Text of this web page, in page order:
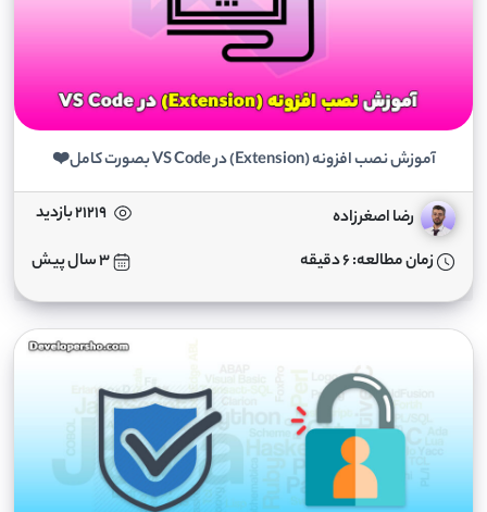
آموزش نصب افزونه (Extension) در VS Code بصورت کامل❤️
رضا اصغرزاده
21219 بازدید
زمان مطالعه: 6 دقیقه
3 سال پیش